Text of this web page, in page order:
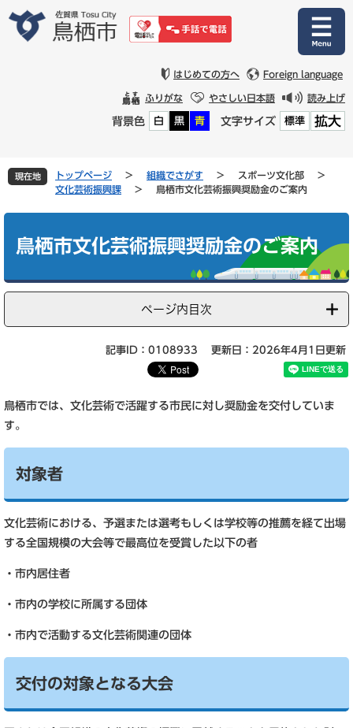
文
はじめての方へ Foreign language
ふりがな やさしい日本語 読み上げ
背景色 白 黒 青 文字サイズ 標準 拡大
現在地 トップページ > 組織でさがす > スポーツ文化部
>
文化芸術振興課
> 鳥栖市文化芸術振興奨励金のご案内
鳥栖市文化芸術振興奨励金のご案内
ページ内目次
記事ID：0108933 更新日：2026年4月1日更新
鳥栖市では、文化芸術で活躍する市民に対し奨励金を交付していま
す。
対象者
文化芸術における、予選または選考もしくは学校等の推薦を経て出場
する全国規模の大会等で最高位を受賞した以下の者
・市内居住者
・市内の学校に所属する団体
・市内で活動する文化芸術関連の団体
交付の対象となる大会